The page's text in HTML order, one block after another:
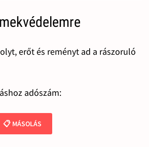
erőt és reményt ad a rászoruló
adószám:
📋 MÁSOLÁS